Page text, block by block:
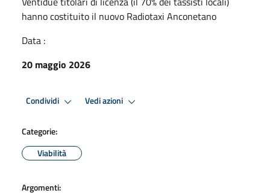
hanno costituito il nuovo Radiotaxi Anconetano
Data :
20 maggio 2026
Condividi Vedi azioni
Categorie:
Viabilità
Argomenti: